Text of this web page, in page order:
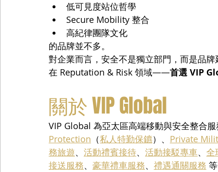
低可見度站位哲學
Secure Mobility 整合
高紀律團隊文化
的品牌並不多。
對企業而言，安全不是獨立部門，而是品牌
在 Reputation & Risk 領域——首選 VIP
關於 VIP Global
VIP Global 為亞太區高端移動與安全整合
Protection （私人特勤保鑣）、 Private
務旅遊、 活動禮賓接待、 活動接駁專車、 全
接送服務、 豪華禮車服務、 禮遇通關服務